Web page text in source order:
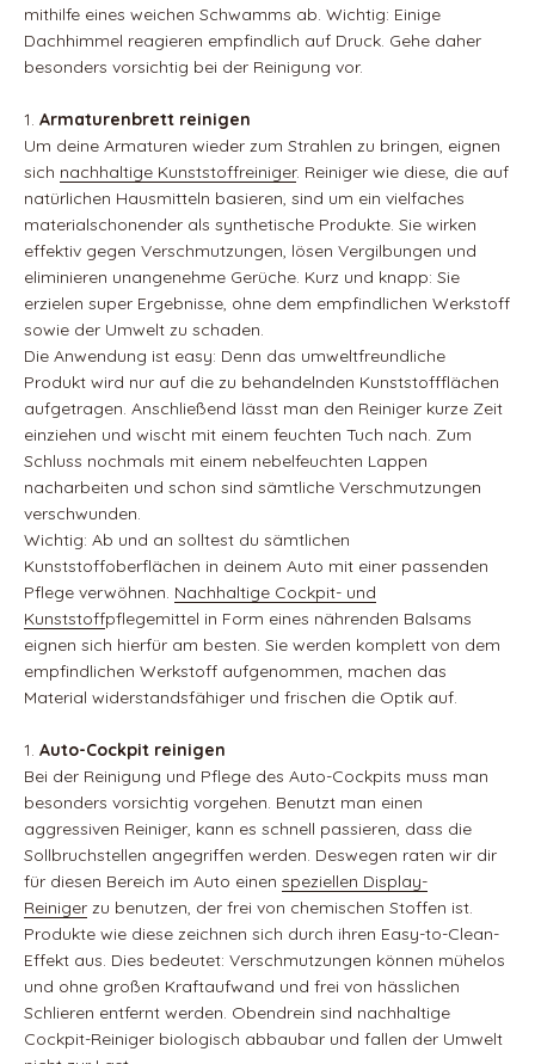
mithilfe eines weichen Schwamms ab. Wichtig: Einige
Dachhimmel reagieren empfindlich auf Druck. Gehe daher
besonders vorsichtig bei der Reinigung vor.
Armaturenbrett reinigen
Um deine Armaturen wieder zum Strahlen zu bringen, eignen
sich nachhaltige Kunststoffreiniger. Reiniger wie diese, die auf
natürlichen Hausmitteln basieren, sind um ein vielfaches
materialschonender als synthetische Produkte. Sie wirken
effektiv gegen Verschmutzungen, lösen Vergilbungen und
eliminieren unangenehme Gerüche. Kurz und knapp: Sie
erzielen super Ergebnisse, ohne dem empfindlichen Werkstoff
sowie der Umwelt zu schaden.
Die Anwendung ist easy: Denn das umweltfreundliche
Produkt wird nur auf die zu behandelnden Kunststoffflächen
aufgetragen. Anschließend lässt man den Reiniger kurze Zeit
einziehen und wischt mit einem feuchten Tuch nach. Zum
Schluss nochmals mit einem nebelfeuchten Lappen
nacharbeiten und schon sind sämtliche Verschmutzungen
verschwunden.
Wichtig: Ab und an solltest du sämtlichen
Kunststoffoberflächen in deinem Auto mit einer passenden
Pflege verwöhnen. Nachhaltige Cockpit- und
Kunststoffpflegemittel in Form eines nährenden Balsams
eignen sich hierfür am besten. Sie werden komplett von dem
empfindlichen Werkstoff aufgenommen, machen das
Material widerstandsfähiger und frischen die Optik auf.
Auto-Cockpit reinigen
Bei der Reinigung und Pflege des Auto-Cockpits muss man
besonders vorsichtig vorgehen. Benutzt man einen
aggressiven Reiniger, kann es schnell passieren, dass die
Sollbruchstellen angegriffen werden. Deswegen raten wir dir
für diesen Bereich im Auto einen speziellen Display-
Reiniger zu benutzen, der frei von chemischen Stoffen ist.
Produkte wie diese zeichnen sich durch ihren Easy-to-Clean-
Effekt aus. Dies bedeutet: Verschmutzungen können mühelos
und ohne großen Kraftaufwand und frei von hässlichen
Schlieren entfernt werden. Obendrein sind nachhaltige
Cockpit-Reiniger biologisch abbaubar und fallen der Umwelt